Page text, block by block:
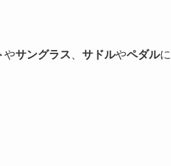
やサングラス、 サドルやペダル